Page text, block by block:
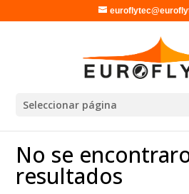
Seleccionar página
No se
resultados